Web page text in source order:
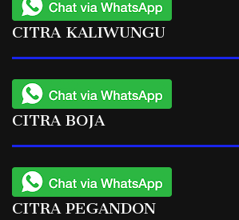
CITRA KALIWUNGU
CITRA BOJA
CITRA PEGANDON